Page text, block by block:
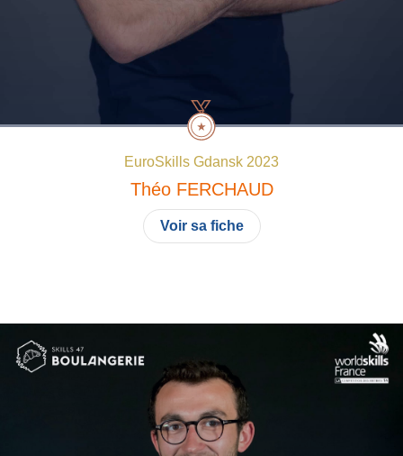
EuroSkills Gdansk 2023
Théo FERCHAUD
Voir sa fiche